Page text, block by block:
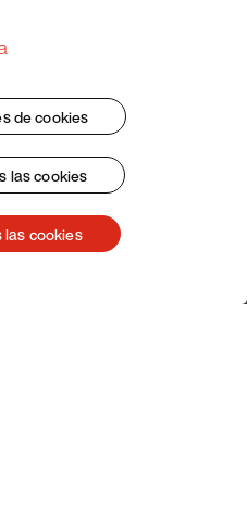
de cookies
las cookies
cookies